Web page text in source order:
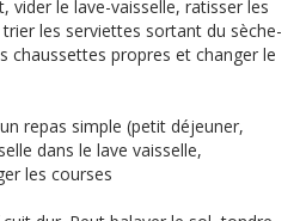
vider le lave-vaisselle, ratisser les
les serviettes sortant du sèche-
chaussettes propres et changer le
repas simple (petit déjeuner,
dans le lave vaisselle,
les courses